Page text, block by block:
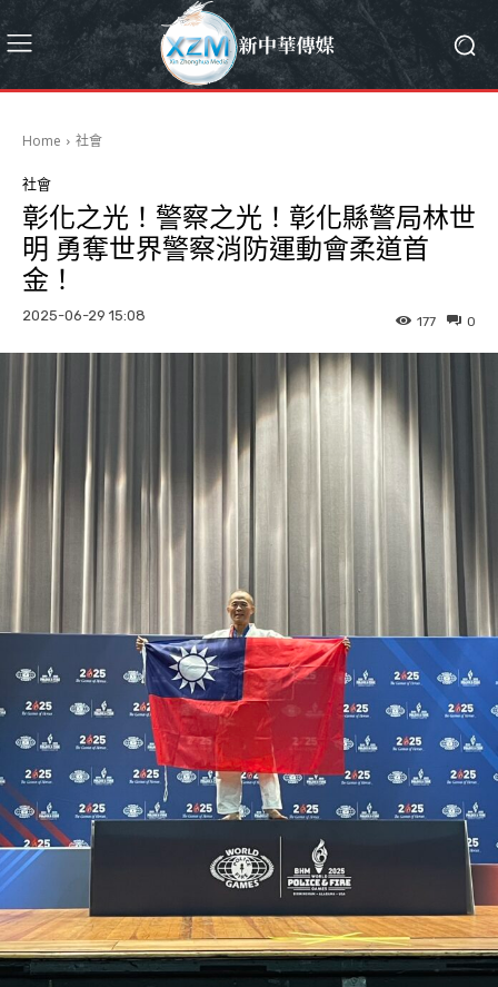
Home 社會
社會
彰化之光！警察之光！彰化縣警局林世
明 勇奪世界警察消防運動會柔道首
金！
2025-06-29 15:08 0
177